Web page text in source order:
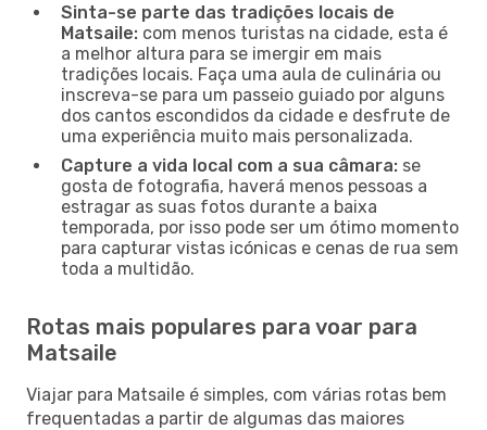
Sinta-se parte das tradições locais de
Matsaile: com menos turistas na cidade, esta é
a melhor altura para se imergir em mais
tradições locais. Faça uma aula de culinária ou
inscreva-se para um passeio guiado por alguns
dos cantos escondidos da cidade e desfrute de
uma experiência muito mais personalizada.
Capture a vida local com a sua câmara: se
gosta de fotografia, haverá menos pessoas a
estragar as suas fotos durante a baixa
temporada, por isso pode ser um ótimo momento
para capturar vistas icónicas e cenas de rua sem
toda a multidão.
Rotas mais populares para voar para
Matsaile
Viajar para Matsaile é simples, com várias rotas bem
frequentadas a partir de algumas das maiores